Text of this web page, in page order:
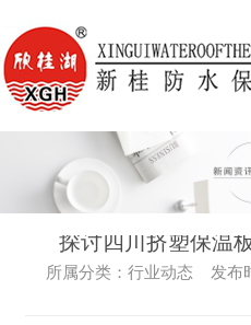
探讨四川挤塑保温
所属分类：行业动态 发布